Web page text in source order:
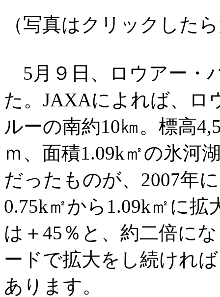
（写真はクリックした
5月９日、ロウアー・
た。JAXAによれば、ロ
ルーの南約10㎞。標高
ｍ、面積1.09k㎡の氷河
だったものが、2007年
0.75k㎡から1.09k㎡に
は＋45％と、約二倍に
ードで拡大をし続けれ
あります。